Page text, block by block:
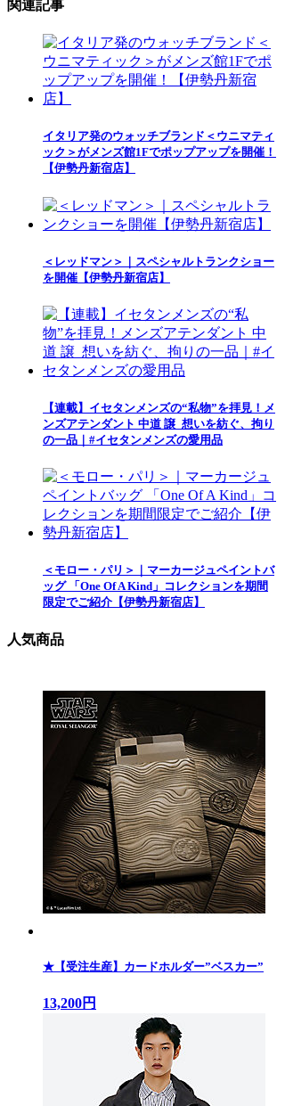
関連記事
イタリア発のウォッチブランド＜ウニマティ
ック＞がメンズ館1Fでポップアップを開催！
【伊勢丹新宿店】
＜レッドマン＞｜スペシャルトランクショー
を開催【伊勢丹新宿店】
【連載】イセタンメンズの“私物”を拝見！メ
ンズアテンダント 中道 譲_想いを紡ぐ、拘り
の一品｜#イセタンメンズの愛用品
＜モロー・パリ＞｜マーカージュペイントバ
ッグ 「One Of A Kind」コレクションを期間
限定でご紹介【伊勢丹新宿店】
人気商品
★【受注生産】カードホルダー”ベスカー”
13,200円